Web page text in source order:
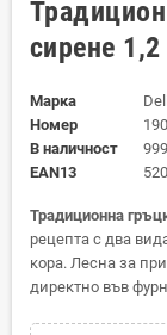
сирене 1,2
Марка
Номер
В наличност
EAN13
Традиционна
рецепта с два
кора. Лесна за
директно във